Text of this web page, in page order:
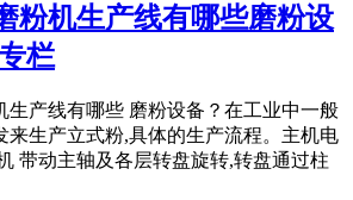
粉机生产线有哪些磨粉设
栏
生产线有哪些 磨粉设备？在工业中一般
来生产立式粉,具体的生产流程。主机电
带动主轴及各层转盘旋转,转盘通过柱